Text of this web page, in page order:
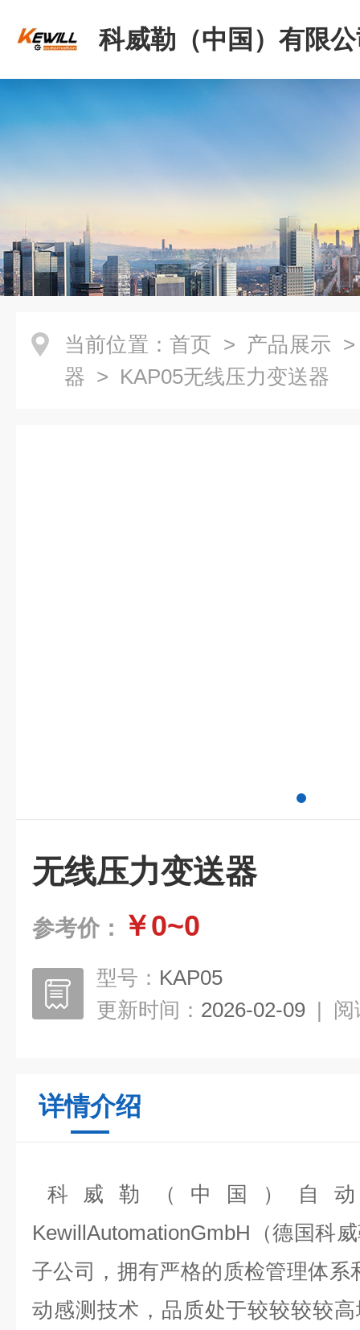
科威勒（中国）有限
当前位置： 首页 > 产品展示
器 > KAP05无线压力变送器
无线压力变送器
参考价： ￥0~0
型号： KAP05
更新时间： 2026-02-09 | 阅
详情介绍
科威勒（中国）自
KewillAutomationGmbH（德国科
子公司，拥有严格的质检管理体系
动感测技术，品质处于较较较较